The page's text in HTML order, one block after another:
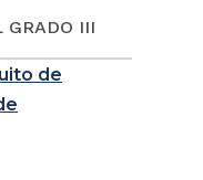
GRADO III
de